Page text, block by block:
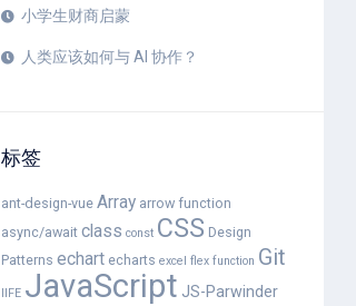
小学生财商启蒙
人类应该如何与 AI 协作？
标签
ant-design-vue Array arrow function
async/await class const CSS Design
Patterns echart echarts excel flex function Git
IIFE JavaScript JS-Parwinder